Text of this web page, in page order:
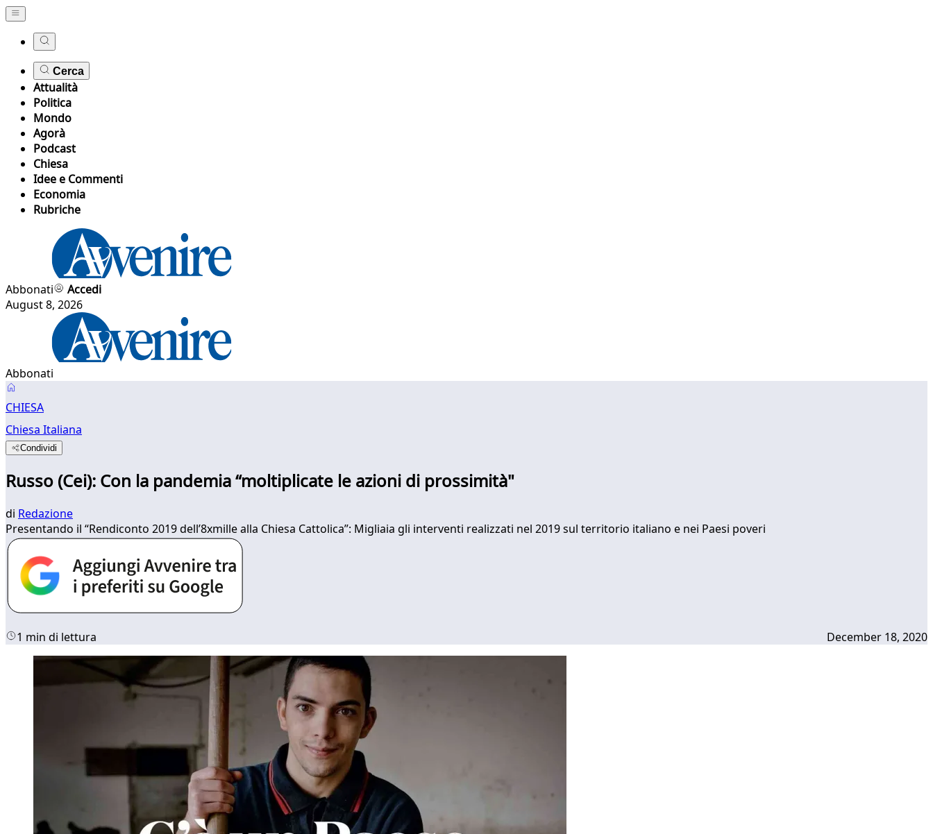
Cerca
Attualità
Politica
Mondo
Agorà
Podcast
Chiesa
Idee e Commenti
Economia
Rubriche
Abbonati
Accedi
August 8, 2026
Abbonati
CHIESA
Chiesa Italiana
Condividi
Russo (Cei): Con la pandemia “moltiplicate le azioni di prossimità"
di Redazione
Presentando il “Rendiconto 2019 dell’8xmille alla Chiesa Cattolica”: Migliaia gli interventi realizzati nel 2019 sul territorio italiano e nei Paesi poveri
1 min di lettura December 18, 2020